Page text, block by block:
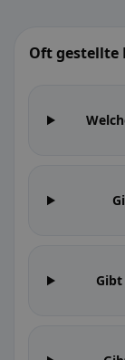
Oft gestellte